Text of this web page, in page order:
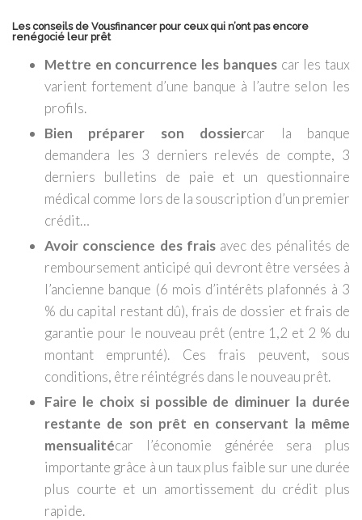
Les conseils de Vousfinancer pour ceux qui n’ont pas encore
renégocié leur prêt
Mettre en concurrence les banquescar les taux
varient fortement d’une banque à l’autre selon les
profils.
Bien préparer son dossiercar la banque
demandera les 3 derniers relevés de compte, 3
derniers bulletins de paie et un questionnaire
médical comme lors de la souscription d’un premier
crédit…
Avoir conscience des frais avec des pénalités de
remboursement anticipé qui devront être versées à
l’ancienne banque (6 mois d’intérêts plafonnés à 3
% du capital restant dû), frais de dossier et frais de
garantie pour le nouveau prêt (entre 1,2 et 2 % du
montant emprunté). Ces frais peuvent, sous
conditions, être réintégrés dans le nouveau prêt.
Faire le choix si possible de diminuer la durée
restante de son prêt en conservant la même
mensualitécar l’économie générée sera plus
importante grâce à un taux plus faible sur une durée
plus courte et un amortissement du crédit plus
rapide.